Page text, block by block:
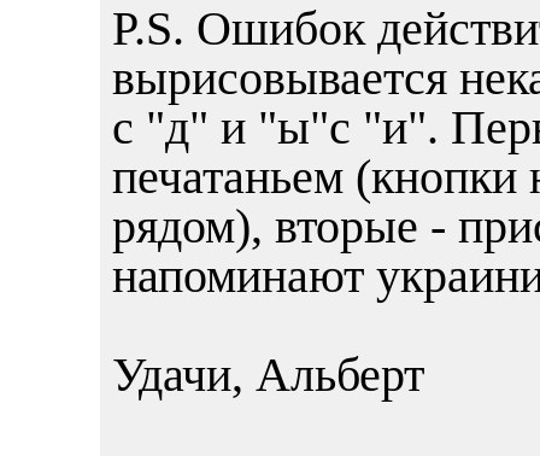
P.S. Ошибок
вырисовывается
с "д" и "ы"с "и".
печатаньем (кнопки
рядом), вторые -
напоминают
Удачи, Альберт